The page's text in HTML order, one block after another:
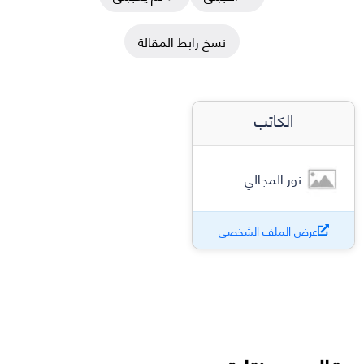
نسخ رابط المقالة
الكاتب
نور المجالي
عرض الملف الشخصي